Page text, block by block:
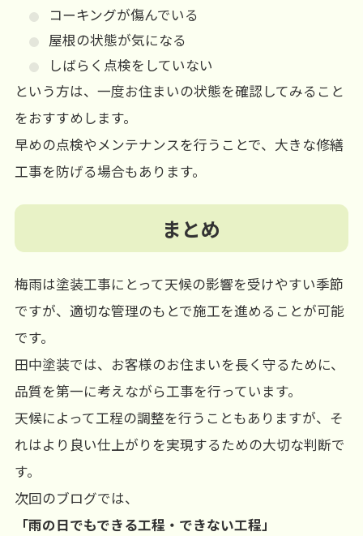
コーキングが傷んでいる
屋根の状態が気になる
しばらく点検をしていない
という方は、一度お住まいの状態を確認してみること
をおすすめします。
早めの点検やメンテナンスを行うことで、大きな修繕
工事を防げる場合もあります。
まとめ
梅雨は塗装工事にとって天候の影響を受けやすい季節
ですが、適切な管理のもとで施工を進めることが可能
です。
田中塗装では、お客様のお住まいを長く守るために、
品質を第一に考えながら工事を行っています。
天候によって工程の調整を行うこともありますが、そ
れはより良い仕上がりを実現するための大切な判断で
す。
次回のブログでは、
「雨の日でもできる工程・できない工程」